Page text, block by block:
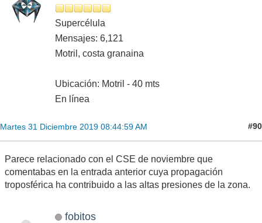
Supercélula
Mensajes: 6,121
Motril, costa granaina
Ubicación: Motril - 40 mts
En línea
Martes 31 Diciembre 2019 08:44:59 AM #90
Parece relacionado con el CSE de noviembre que
comentabas en la entrada anterior cuya propagación
troposférica ha contribuido a las altas presiones de la zona.
fobitos